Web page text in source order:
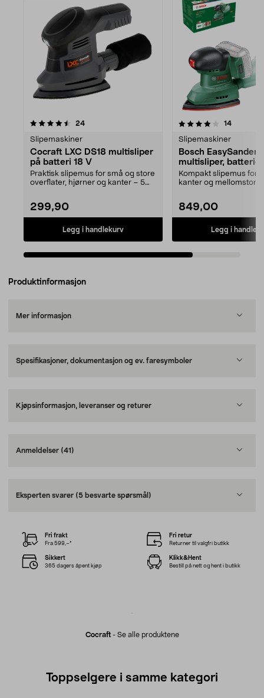
24anmeldelser
Slipemaskiner
Cocraft LXC DS18 multisliper
på batteri 18 V
Praktisk slipemus for små og store
overflater, hjørner og kanter – 5
299,90
Legg i handlekurv
4.0av 5 stjerner 14
Slipemaskiner
Bosch EasySander
multisliper,
Kompakt slipemus for
kanter og mellomstore
849,00
Legg i
Produktinformasjon
Mer informasjon
Spesifikasjoner, dokumentasjon og ev. faresymboler
Kjøpsinformasjon, leveranser og returer
Anmeldelser (41)
Eksperten svarer (5 besvarte spørsmål)
Cocraft- Se alle produktene
Fri frakt
Fra 599,–*
Fri retur
Returner til valgfri butikk
Sikkert
365 dagers åpent kjøp
Klikk&Hent
Bestill på nett og hent i butikk
Toppselgere i samme kategori